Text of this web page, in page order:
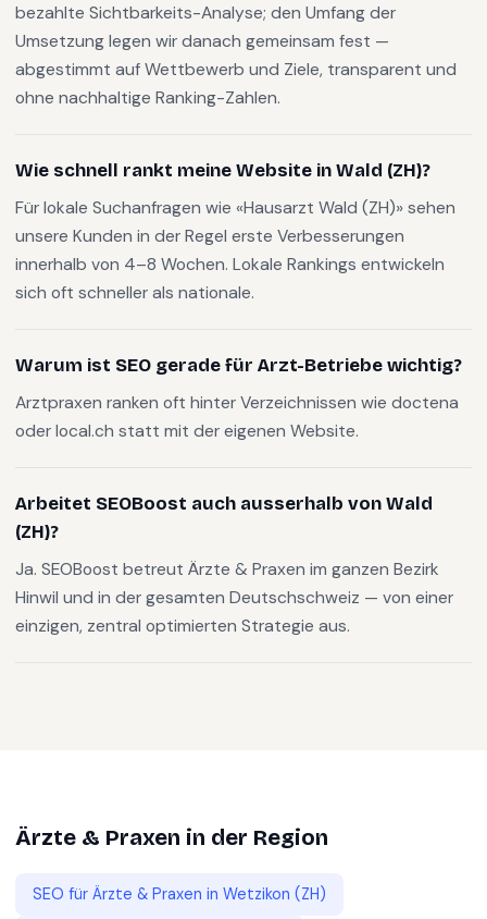
bezahlte Sichtbarkeits-Analyse; den Umfang der
Umsetzung legen wir danach gemeinsam fest —
abgestimmt auf Wettbewerb und Ziele, transparent und
ohne nachhaltige Ranking-Zahlen.
Wie schnell rankt meine Website in Wald (ZH)?
Für lokale Suchanfragen wie «Hausarzt Wald (ZH)» sehen
unsere Kunden in der Regel erste Verbesserungen
innerhalb von 4–8 Wochen. Lokale Rankings entwickeln
sich oft schneller als nationale.
Warum ist SEO gerade für Arzt-Betriebe wichtig?
Arztpraxen ranken oft hinter Verzeichnissen wie doctena
oder local.ch statt mit der eigenen Website.
Arbeitet SEOBoost auch ausserhalb von Wald
(ZH)?
Ja. SEOBoost betreut Ärzte & Praxen im ganzen Bezirk
Hinwil und in der gesamten Deutschschweiz — von einer
einzigen, zentral optimierten Strategie aus.
Ärzte & Praxen in der Region
SEO für Ärzte & Praxen in Wetzikon (ZH)